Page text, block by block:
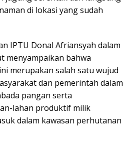
di lokasi yang sudah
IPTU Donal Afriansyah dalam
menyampaikan bahwa
merupakan salah satu wujud
dan pemerintah dalam
pangan serta
lahan produktif milik
dalam kawasan perhutanan